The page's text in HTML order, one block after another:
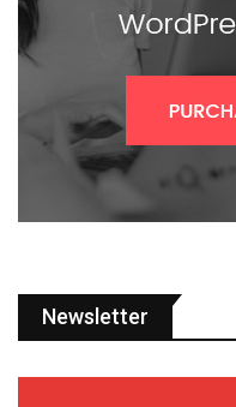
Newsletter